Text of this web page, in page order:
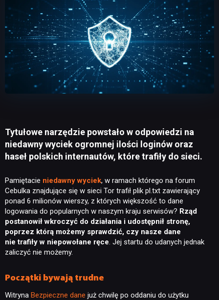
Tytułowe narzędzie powstało w odpowiedzi na
niedawny wyciek ogromnej ilości loginów oraz
haseł polskich internautów, które trafiły do sieci.
Pamiętacie niedawny wyciek, w ramach którego na forum
Cebulka znajdujące się w sieci Tor trafił plik pl.txt zawierający
ponad 6 milionów wierszy, z których większość to dane
logowania do popularnych w naszym kraju serwisów? Rząd
postanowił wkroczyć do działania i udostępnił stronę,
poprzez którą możemy sprawdzić, czy nasze dane
nie trafiły w niepowołane ręce. Jej startu do udanych jednak
zaliczyć nie możemy.
Początki bywają trudne
Witryna Bezpieczne dane już chwilę po oddaniu do użytku